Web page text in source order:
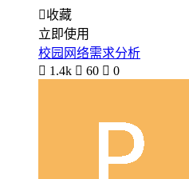
收藏
立即使用
校园网络需求分析
 1.4k  60  0